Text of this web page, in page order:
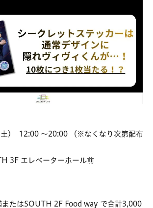
) 12:00 ～20:00 （※なくなり次第配布
3F エレベーターホール前
またはSOUTH 2F Food way で合計3,000